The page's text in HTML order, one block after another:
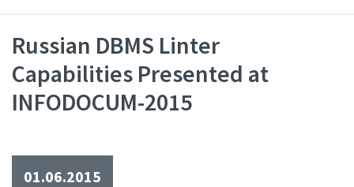
Russian DBMS Linter
Capabilities Presented at
INFODOCUM-2015
01.06.2015